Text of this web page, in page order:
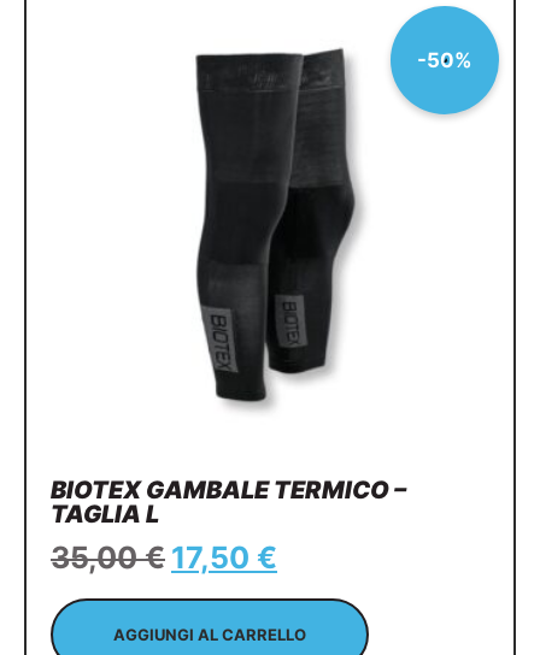
-50%
BIOTEX GAMBALE TERMICO –
TAGLIA L
35,00€ 17,50 €
AGGIUNGI AL CARRELLO